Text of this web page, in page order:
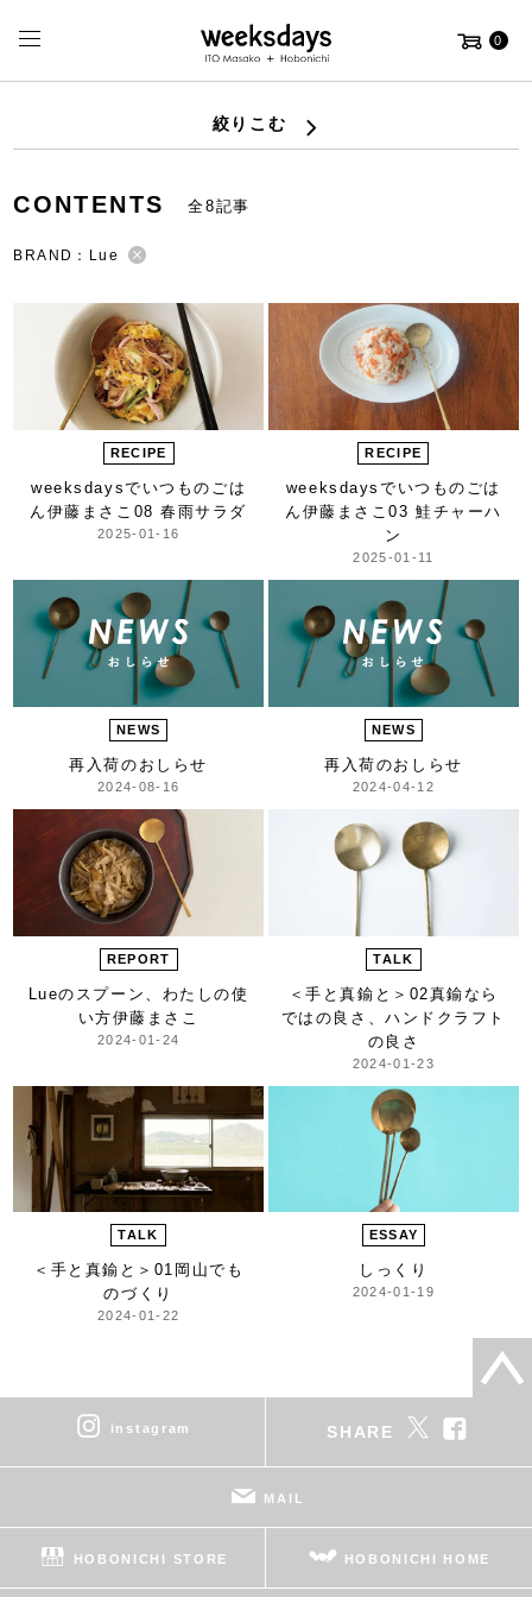
0
絞りこむ
CONTENTS 全8記事
BRAND：Lue
RECIPE
weeksdaysで いつものごは
ん 伊藤まさこ 08 春雨サラダ
2025-01-16
RECIPE
weeksdaysで いつものごは
ん 伊藤まさこ03 鮭チャーハ
ン
2025-01-11
NEWS
再入荷のおしらせ
2024-08-16
NEWS
再入荷のおしらせ
2024-04-12
REPORT
Lueのスプーン、 わたしの使
い方伊藤まさこ
2024-01-24
TALK
＜手と真鍮と＞ 02真鍮なら
ではの良さ、ハンドクラフト
の良さ
2024-01-23
TALK
＜手と真鍮と＞ 01岡山でも
のづくり
2024-01-22
ESSAY
しっくり
2024-01-19
instagram SHARE
MAIL
HOBONICHI STORE HOBONICHI HOME